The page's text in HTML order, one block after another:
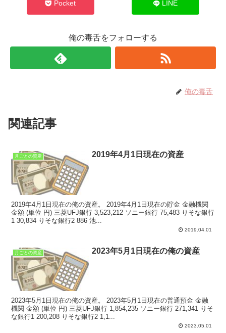
Pocket LINE
俺の毒舌をフォローする
俺の毒舌
関連記事
月ごとの資産 2019年4月1日現在の資産
2019年4月1日現在の俺の資産。 2019年4月1日現在の貯金 金融機関
金額 (単位 円) 三菱UFJ銀行 3,523,212 ソニー銀行 75,483 りそな銀行
1 30,834 りそな銀行2 886 池...
2019.04.01
月ごとの資産 2023年5月1日現在の俺の資産
2023年5月1日現在の俺の資産。 2023年5月1日現在の普通預金 金融
機関 金額 (単位 円) 三菱UFJ銀行 1,854,235 ソニー銀行 271,341 りそ
な銀行1 200,208 りそな銀行2 1,1...
2023.05.01